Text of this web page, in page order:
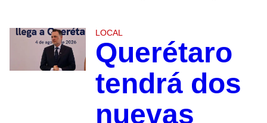
LOCAL
Querétaro
tendrá dos
nuevas